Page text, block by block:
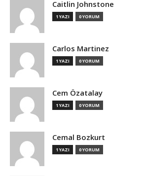
Caitlin Johnstone
1 YAZI 0 YORUM
Carlos Martinez
1 YAZI 0 YORUM
Cem Özatalay
1 YAZI 0 YORUM
Cemal Bozkurt
1 YAZI 0 YORUM